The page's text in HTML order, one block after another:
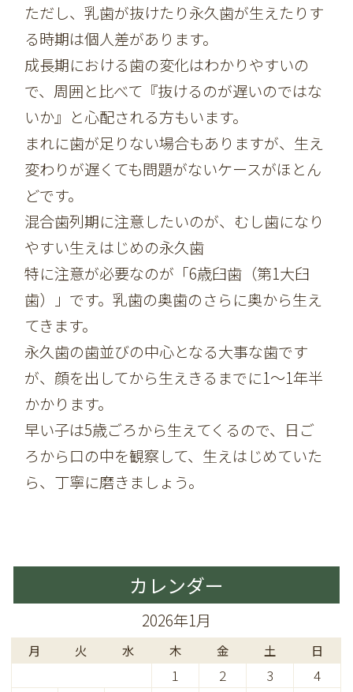
ただし、乳歯が抜けたり永久歯が生えたりす
る時期は個人差があります。
成長期における歯の変化はわかりやすいの
で、周囲と比べて『抜けるのが遅いのではな
いか』と心配される方もいます。
まれに歯が足りない場合もありますが、生え
変わりが遅くても問題がないケースがほとん
どです。
混合歯列期に注意したいのが、むし歯になり
やすい生えはじめの永久歯
特に注意が必要なのが「6歳臼歯（第1大臼
歯）」です。乳歯の奥歯のさらに奥から生え
てきます。
永久歯の歯並びの中心となる大事な歯です
が、顔を出してから生えきるまでに1～1年半
かかります。
早い子は5歳ごろから生えてくるので、日ご
ろから口の中を観察して、生えはじめていた
ら、丁寧に磨きましょう。
カレンダー
2026年1月
月 火 水 木 金 土 日
1 2 3
4